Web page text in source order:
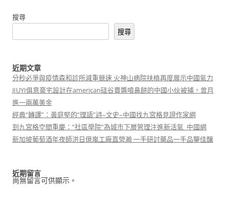
搜尋
搜尋
近期文章
分秒必爭與疫情森和診所減重競速 火神山病院扶植再度展示中國氣力
JIUYI俱意豪宅設計在american硅谷賣醬噴鼻餅的中國小伙被捕，曾月
進一兩萬美金
經典“轉譯”：黃庭堅的“理語”詩–文史–中國找九宮格見證作家網
到九宮格空間重慶：“社區學院”為城市下層管理注進新活氣_中國網
新加坡葡萄酒年夜師洪日億嵐工廠直營瀚 一手研討藥品一手品鑒佳釀
近期留言
尚無留言可供顯示。